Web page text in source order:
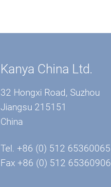
Kanya China Ltd.
32 Hongxi Road, Suzhou
Jiangsu 215151
China
Tel. +86 (0) 512 65360065
Fax +86 (0) 512 65360906